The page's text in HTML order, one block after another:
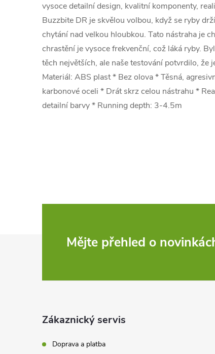
vysoce detailní design, kvalitní komponenty,
Buzzbite DR je skvělou volbou, když se ryby
chytání nad velkou hloubkou. Tato nástraha je
chrastění je vysoce frekvenční, což láká ryby.
těch největších, ale naše testování potvrdilo, že
Materiál: ABS plast * Bez olova * Těsná,
karbonové oceli * Drát skrz celou nástrahu *
detailní barvy * Running depth: 3-4.5m
Mějte přehled o
Zákaznický servis
Doprava a platba